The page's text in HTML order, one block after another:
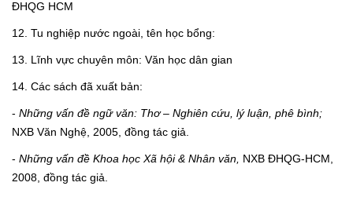
ĐHQG HCM
12. Tu nghiệp nước ngoài, tên học bổng:
13. Lĩnh vực chuyên môn: Văn học dân gian
14. Các sách đã xuất bản:
- Những vấn đề ngữ văn: Thơ – Nghiên cứu, lý luận, phê bình;
NXB Văn Nghệ, 2005, đồng tác giả.
- Những vấn đề Khoa học Xã hội & Nhân văn, NXB ĐHQG-HCM,
2008, đồng tác giả.